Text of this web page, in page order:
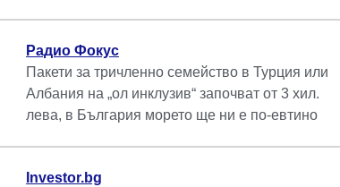
Радио Фокус
Пакети за тричленно семейство в Турция или
Албания на „ол инклузив“ започват от 3 хил.
лева, в България морето ще ни е по-евтино
Investor.bg